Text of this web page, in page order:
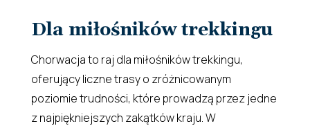
Dla miłośników trekkingu
Chorwacja to raj dla miłośników trekkingu,
oferujący liczne trasy o zróżnicowanym
poziomie trudności, które prowadzą przez jedne
z najpiękniejszych zakątków kraju. W